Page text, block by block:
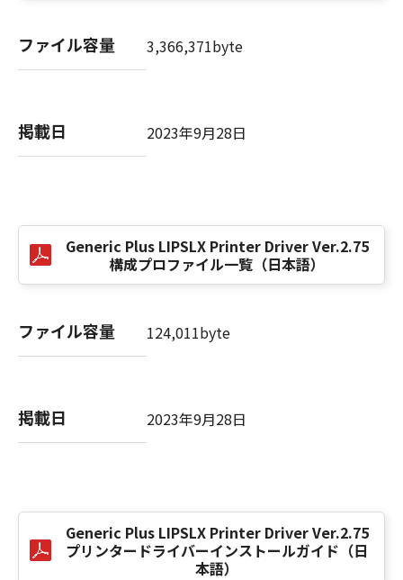
(5) 上記にかかわらず、本契約書第2条、第4条
から第7条まで、第8条第4項および第10条の規
定は、本契約書の終了後も効力を有します。
NOTICE
“米国政府エンドユーザー”とは、米国政府の機
用されます：The SOFTWARE is a "commercial
item," as that term is defined at 48 C.F.R.
2.101 (Oct 1995), consisting of "commercial
computer software" and "commercial
terms are used in 48 C.F.R. 12.212 (Sept 1995).
Consistent with 48 C.F.R. 12.212 and 48 C.F.R.
the SOFTWARE with only those rights set
forth herein. The manufacturer is Canon
本条項中で使用される"the SOFTWARE"とは、
本契約書中で定義される「本ソフトウェア」を
意味し、指し示すものとします。
ファイル容量 3,366,371byte
掲載日 2023年9月28日
Generic Plus LIPSLX Printer Driver Ver.2.75
構成プロファイル一覧（日本語）
ファイル容量 124,011byte
掲載日 2023年9月28日
Generic Plus LIPSLX Printer Driver Ver.2.75
プリンタードライバーインストールガイド（日
本語）